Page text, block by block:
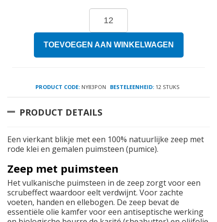
TOEVOEGEN AAN WINKELWAGEN
PRODUCT CODE: NY83PON BESTELEENHEID: 12 STUKS
PRODUCT DETAILS
Een vierkant blikje met een 100% natuurlijke zeep met
rode klei en gemalen puimsteen (pumice).
Zeep met puimsteen
Het vulkanische puimsteen in de zeep zorgt voor een
scrubeffect waardoor eelt verdwijnt. Voor zachte
voeten, handen en ellebogen. De zeep bevat de
essentiële olie kamfer voor een antiseptische werking